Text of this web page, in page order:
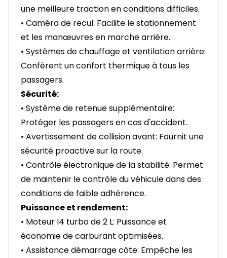
une meilleure traction en conditions difficiles.
• Caméra de recul: Facilite le stationnement
et les manœuvres en marche arrière.
• Systèmes de chauffage et ventilation arrière:
Confèrent un confort thermique à tous les
passagers.
Sécurité:
• Système de retenue supplémentaire:
Protéger les passagers en cas d'accident.
• Avertissement de collision avant: Fournit une
sécurité proactive sur la route.
• Contrôle électronique de la stabilité: Permet
de maintenir le contrôle du véhicule dans des
conditions de faible adhérence.
Puissance et rendement:
• Moteur I4 turbo de 2 L: Puissance et
économie de carburant optimisées.
• Assistance démarrage côte: Empêche les